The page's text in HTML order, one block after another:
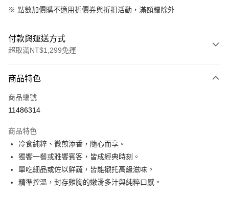
※ 點數加價購不適用折價券與折扣活動，滿額贈除外
付款與運送方式
超取滿NT$1,299免運
信用卡一次付款
信用卡分期付款
合作金庫商業銀行
華南商業銀行
上海商業儲蓄銀行
台北富邦商業銀行
國泰世華商業銀行
兆豐國際商業銀行
臺灣中小企業銀行
台中商業銀行
LINE Pay
Apple Pay
街口支付
商品特色
商品編號
11486314
商品特色
冷食純粹、微煎添香，隨心而享。
獨饗一餐或雅饗賓客，皆成經典時刻。
單吃細品或佐以鮮蔬，皆能襯托高級滋味。
精準控溫，封存雞胸的嫩滑多汁與純粹口感。